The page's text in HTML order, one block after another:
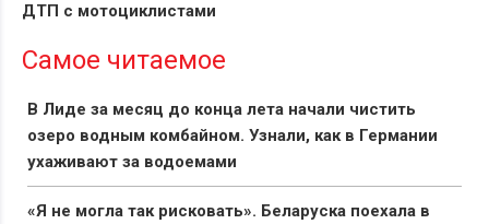
ДТП с мотоциклистами
Самое читаемое
В Лиде за месяц до конца лета начали чистить
озеро водным комбайном. Узнали, как в Германии
ухаживают за водоемами
«Я не могла так рисковать». Беларуска поехала в